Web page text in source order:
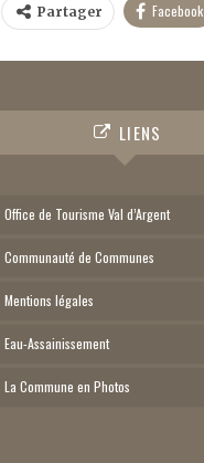
Partager Facebook
LIENS
Office de Tourisme Val d’Argent
Communauté de Communes
Mentions légales
Eau-Assainissement
La Commune en Photos